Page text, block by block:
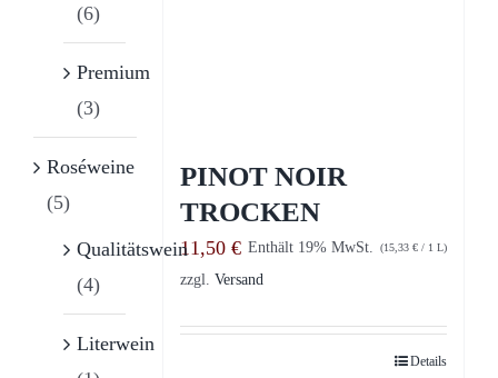
PINOT NOIR
TROCKEN
11,50€ Enthält 19% MwSt. (15,33 € / 1 L)
zzgl.Versand
Details
(6)
Premium
(3)
Roséweine
(5)
Qualitätswein
(4)
Literwein